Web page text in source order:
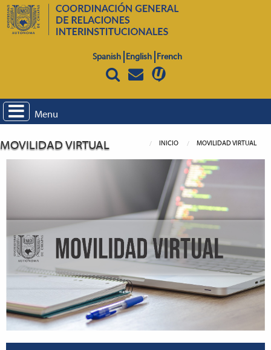
Spanish English French
Menu
INICIO MOVILIDAD VIRTUAL
MOVILIDAD VIRTUAL